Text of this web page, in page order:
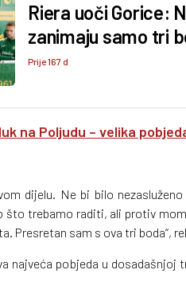
Riera uoči Gorice:
zanimaju samo tri
Prije 167 d
na Poljudu – velika
dijelu. Ne bi bilo
što trebamo raditi, ali protiv
Presretan sam s ova tri boda“,
najveća pobjeda u dosadašnjoj